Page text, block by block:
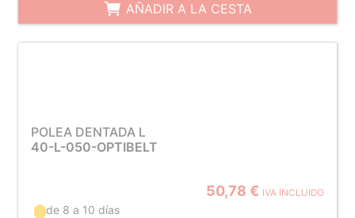
AÑADIR A LA CESTA
POLEA DENTADA L
40-L-050-OPTIBELT
50,78 € IVA INCLUIDO
de 8 a 10 días